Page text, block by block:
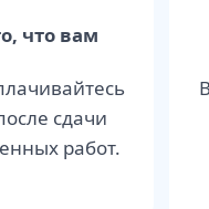
что вам
сдачи
работ.